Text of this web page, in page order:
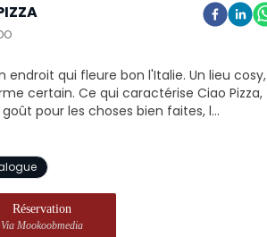
endroit qui fleure bon l'Italie. Un lieu cosy,
certain. Ce qui caractérise Ciao Pizza,
pour les choses bien faites, l...
Réservation
Via Mookoobmedia